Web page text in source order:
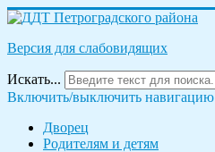
Версия для слабовидящих
Искать...
Включить/выключить навигацию
Дворец
Родителям и детям